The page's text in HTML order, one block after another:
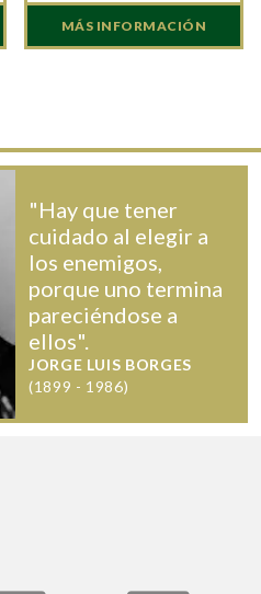
MÁS INFORMACIÓN
"Hay que tener
cuidado al elegir a
los enemigos,
porque uno termina
pareciéndose a
ellos".
JORGE LUIS BORGES
(1899 - 1986)